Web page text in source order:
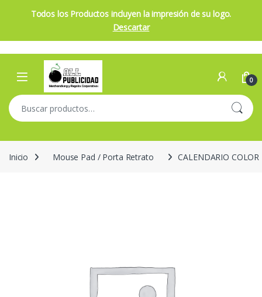
Todos los Productos incluyen la impresión de su logo.
Descartar
Skip to navigation
Skip to content
Open 0
Buscar por:
Inicio Mouse Pad / Porta Retrato CALENDARIO